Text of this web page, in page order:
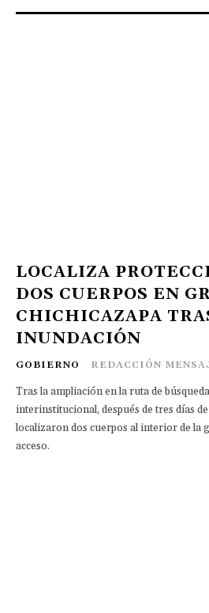
LOCALIZA
DOS CUERPOS EN
CHICHICAZAPA
INUNDACIÓN
GOBIERNO REDACCIÓN
Tras la ampliación en la ruta de
interinstitucional, después de tres días
localizaron dos cuerpos al interior de la
acceso.